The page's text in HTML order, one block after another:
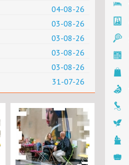
04-08-26
03-08-26
03-08-26
03-08-26
03-08-26
31-07-26